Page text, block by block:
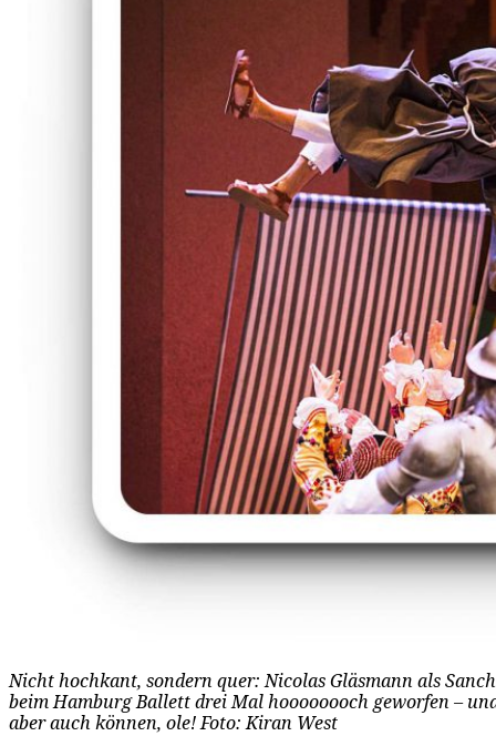
Nicht hochkant, sondern quer: Nicolas Gläsmann als
beim Hamburg Ballett drei Mal hoooooooch geworfen –
aber auch können, ole! Foto: Kiran West